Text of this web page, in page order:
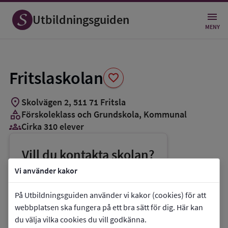
Vi använder kakor
På Utbildningsguiden använder vi kakor (cookies) för att
webbplatsen ska fungera på ett bra sätt för dig. Här kan
du välja vilka cookies du vill godkänna.
Utbildningsguiden MENY
Fritslaskolan favorite
Spara
som
favorit
location_on Skolvägen 2, 511 71 Fritsla
categoryFörskoleklass och Grundskola, Kommunal
groups_3Cirka 310 elever
Vill du kontakta skolan?
phoneTelefon:0320-217725
E-post: fritslaskolan@mark.se
link Webbplats:Fritslaskolan